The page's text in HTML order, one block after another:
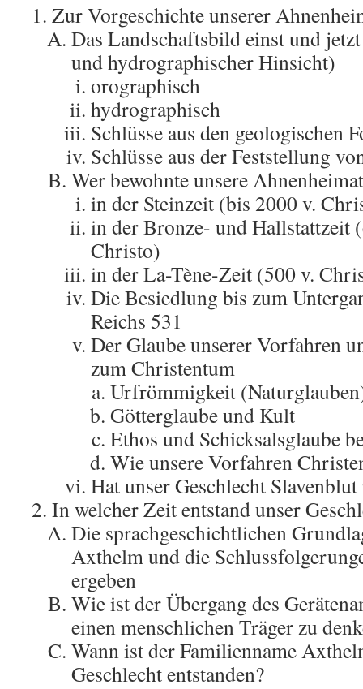
Zur Vorgeschichte unserer
Das Landschaftsbild einst und
und hydrographischer Hinsicht)
orographisch
hydrographisch
Schlüsse aus den geologischen
Schlüsse aus der Feststellung
Wer bewohnte unsere
in der Steinzeit (bis 2000 v.
in der Bronze- und Hallstattzeit
Christo)
in der La-Tène-Zeit (500 v.
Die Besiedlung bis zum
Reichs 531
Der Glaube unserer Vorfahren
zum Christentum
Urfrömmigkeit
Götterglaube und Kult
Ethos und Schicksalsglaube
Wie unsere Vorfahren
Hat unser Geschlecht
In welcher Zeit entstand unser
Die sprachgeschichtlichen
Axthelm und die
ergeben
Wie ist der Übergang des
einen menschlichen Träger zu
Wann ist der Familienname
Geschlecht entstanden?